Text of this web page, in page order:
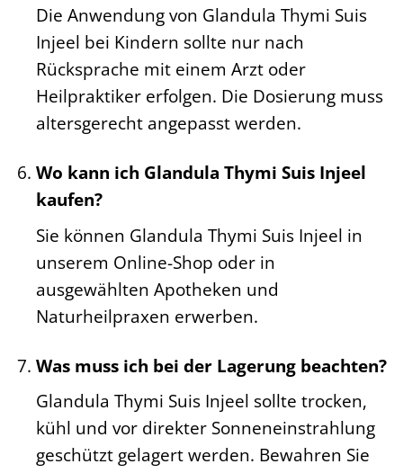
Die Anwendung von Glandula Thymi Suis
Injeel bei Kindern sollte nur nach
Rücksprache mit einem Arzt oder
Heilpraktiker erfolgen. Die Dosierung muss
altersgerecht angepasst werden.
Wo kann ich Glandula Thymi Suis Injeel
kaufen?
Sie können Glandula Thymi Suis Injeel in
unserem Online-Shop oder in
ausgewählten Apotheken und
Naturheilpraxen erwerben.
Was muss ich bei der Lagerung beachten?
Glandula Thymi Suis Injeel sollte trocken,
kühl und vor direkter Sonneneinstrahlung
geschützt gelagert werden. Bewahren Sie